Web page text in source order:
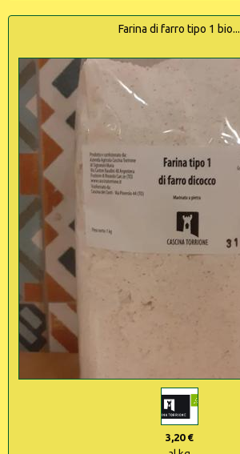
Farina di farro tipo 1 bio...
3,20 €